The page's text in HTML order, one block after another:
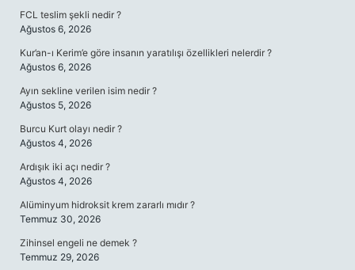
FCL teslim şekli nedir ?
Ağustos 6, 2026
Kur’an-ı Kerim’e göre insanın yaratılışı özellikleri nelerdir ?
Ağustos 6, 2026
Ayın sekline verilen isim nedir ?
Ağustos 5, 2026
Burcu Kurt olayı nedir ?
Ağustos 4, 2026
Ardışık iki açı nedir ?
Ağustos 4, 2026
Alüminyum hidroksit krem zararlı mıdır ?
Temmuz 30, 2026
Zihinsel engeli ne demek ?
Temmuz 29, 2026